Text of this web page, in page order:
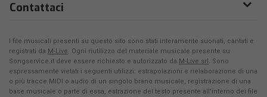
Contattaci
I file musicali presenti su questo sito sono stati interamente suonati, cantati e
registrati da M-Live. Ogni riutilizzo del materiale musicale presente su
Songservice.it deve essere richiesto e autorizzato da M-Live srl . Sono
espressamente vietati i seguenti utilizzi: estrapolazioni e rielaborazione di una
o più tracce MIDI o audio di un singolo brano musicale, registrazione di una
base musicale o parte di essa, estrazione del testo presente all'interno dei file